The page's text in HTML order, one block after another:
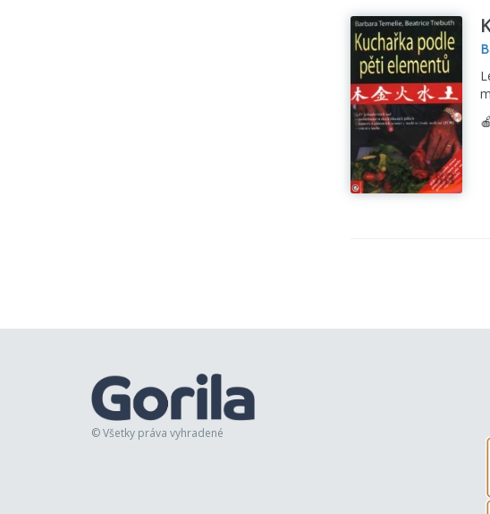
© Všetky práva vyhradené